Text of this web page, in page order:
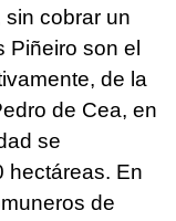
cobrar un
Piñeiro son el
de la
de Cea, en
se
hectáreas. En
de